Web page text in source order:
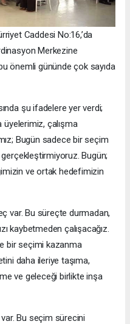
Caddesi No:16,’da
Merkezine
önemli gününde çok sayıda
şu ifadelere yer verdi;
üyelerimiz, çalışma
Bugün sadece bir seçim
gerçekleştirmiyoruz. Bugün;
ve ortak hedefimizin
var. Bu süreçte durmadan,
kaybetmeden çalışacağız.
bir seçimi kazanma
daha ileriye taşıma,
ve geleceği birlikte inşa
Bu seçim sürecini